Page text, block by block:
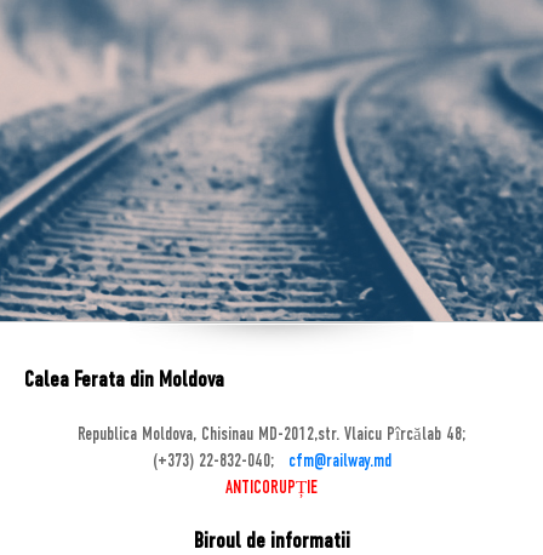
Calea Ferata din Moldova
Republica Moldova, Chisinau MD-2012,str. Vlaicu Pîrcălab 48;
(+373) 22-832-040;
cfm@railway.md
ANTICORUPȚIE
Biroul de informatii